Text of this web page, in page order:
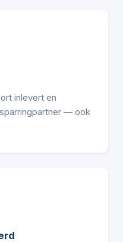
inlevert en
— ook